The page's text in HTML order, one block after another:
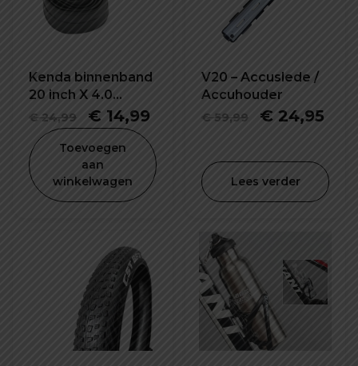
Kenda binnenband
20 inch X 4.0
K1188E
€24,99
Oorspronkelijke
was:
€ 24,99.
€ 14,99 Huidige
is:
€ 14,99.
Toevoegen
aan
winkelwagen
V20 – Accuslede /
Accuhouder
€59,99
was:
€ 59,99.
€ 24,95
€
Lees verder